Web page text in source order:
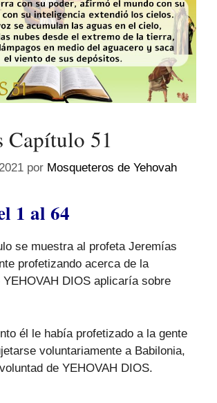
Capítulo 51
por Mosqueteros de Yehovah
1 al 64
se muestra al profeta Jeremías
profetizando acerca de la
YEHOVAH DIOS aplicaría sobre
él le había profetizado a la gente
voluntariamente a Babilonia,
de YEHOVAH DIOS.